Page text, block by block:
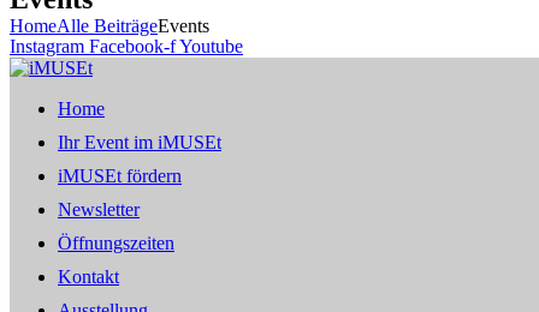
HomeAlle BeiträgeEvents
Instagram Facebook-fYoutube
Home
Ihr Event im iMUSEt
iMUSEt fördern
Newsletter
Öffnungszeiten
Kontakt